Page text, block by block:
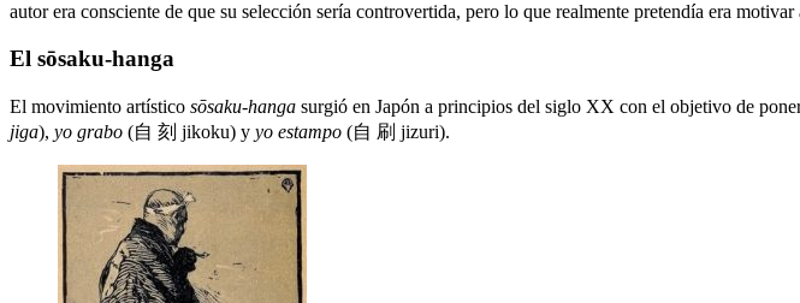
autor era consciente de que su selección sería controvertida, pero lo que realmente pretendía era
El sōsaku-hanga
El movimiento artístico sōsaku-hanga surgió en Japón a principios del siglo XX con el objetivo de
jiga), yo grabo (自 刻 jikoku) y yo estampo (自 刷 jizuri).